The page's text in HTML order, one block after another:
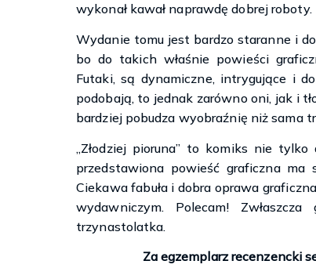
wykonał kawał naprawdę dobrej roboty.
Wydanie tomu jest bardzo staranne i
bo do takich właśnie powieści
Futaki, są dynamiczne, intrygujące i
podobają, to jednak zarówno oni, jak i
bardziej pobudza wyobraźnię niż sama
„Złodziej pioruna” to komiks nie
przedstawiona powieść graficzna
Ciekawa fabuła i dobra oprawa
wydawniczym. Polecam!
trzynastolatka.
Za egzemplarz recenzencki